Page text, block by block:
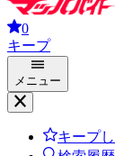
0
キープ
メニュー
キープ